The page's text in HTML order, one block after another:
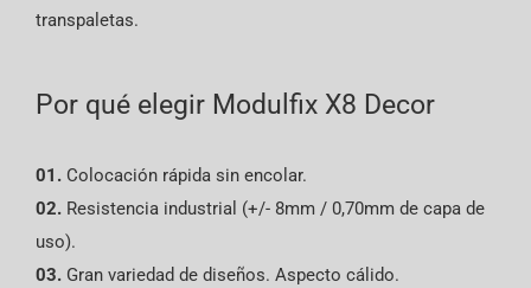
transpaletas.
Por qué elegir Modulfix X8 Decor
01.Colocación rápida sin encolar.
02.Resistencia industrial (+/- 8mm / 0,70mm de capa de
uso).
03.Gran variedad de diseños. Aspecto cálido.